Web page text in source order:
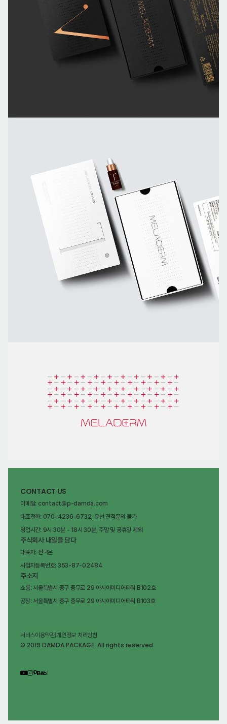
CONTACT US
이메일: contact@p-damda.com
대표전화: 070-4236-6732, 유선 견적문의 불가
영업시간: 9시 30분 - 18시 30분, 주말 및 공휴일 제외
주식회사 내일을 담다
대표자: 전국은
사업자등록번호: 353-87-02484
주소지
쇼룸: 서울특별시 중구 충무로 29 아시아미디어타워 B102호
공장: 서울특별시 중구 충무로 29 아시아미디어타워 B103호
서비스이용약관| 개인정보 처리방침
© 2019 DAMDA PACKAGE. All rights reserved.